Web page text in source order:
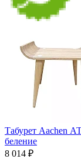
Табурет Aachen
беление
8 014 ₽